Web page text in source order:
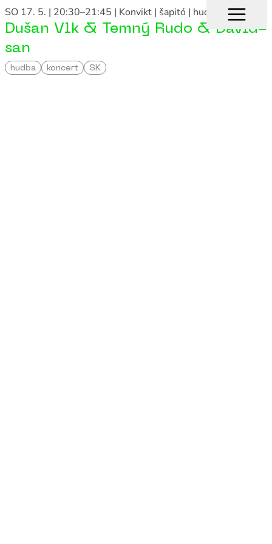
SO 17. 5. | 20:30–21:45 | Konvikt | šapitó | hudba, koncert
Dušan Vlk & Temný Rudo & David-
san
hudba koncert SK